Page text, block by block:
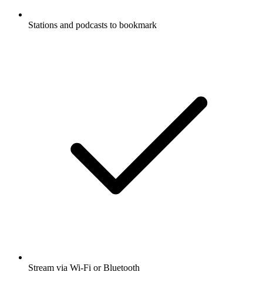
Stations and podcasts to bookmark
Stream via Wi-Fi or Bluetooth